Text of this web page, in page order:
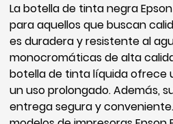
La botella de tinta negra
para aquellos que buscan
es duradera y resistente al
monocromáticas de alta
botella de tinta líquida ofrece
un uso prolongado. Además,
entrega segura y